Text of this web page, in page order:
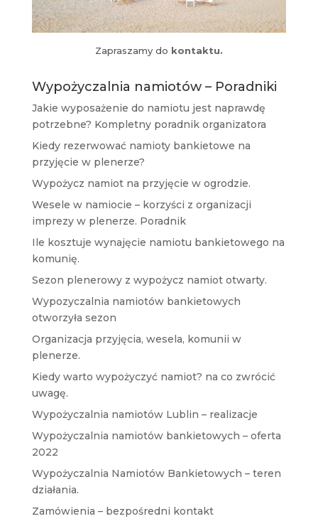
Zapraszamy do kontaktu.
Wypożyczalnia namiotów – Poradniki
Jakie wyposażenie do namiotu jest naprawdę
potrzebne? Kompletny poradnik organizatora
Kiedy rezerwować namioty bankietowe na
przyjęcie w plenerze?
Wypożycz namiot na przyjęcie w ogrodzie.
Wesele w namiocie – korzyści z organizacji
imprezy w plenerze. Poradnik
Ile kosztuje wynajęcie namiotu bankietowego na
komunię.
Sezon plenerowy z wypożycz namiot otwarty.
Wypozyczalnia namiotów bankietowych
otworzyła sezon
Organizacja przyjęcia, wesela, komunii w
plenerze.
Kiedy warto wypożyczyć namiot? na co zwrócić
uwagę.
Wypożyczalnia namiotów Lublin – realizacje
Wypożyczalnia namiotów bankietowych – oferta
2022
Wypożyczalnia Namiotów Bankietowych – teren
działania.
Zamówienia – bezpośredni kontakt